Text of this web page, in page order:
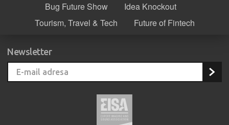
Bug Future Show
Idea Knockout
Tourism, Travel & Tech
Future of Fintech
Newsletter